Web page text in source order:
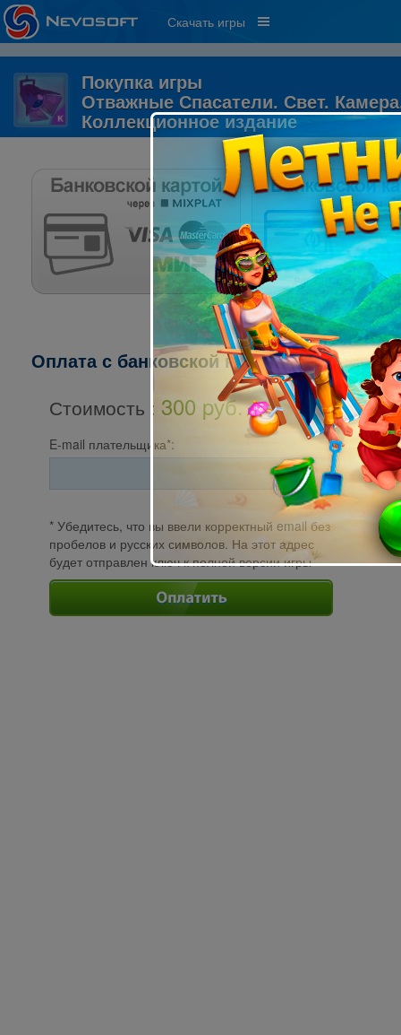
Скачать игры
Покупка игры
Отважные Спасатели. Свет.
Коллекционное издание
Оплата с банковской карты через
Стоимость : 300 pуб.
E-mail плательщика*:
* Убедитесь, что вы ввели корректный email без
пробелов и русских символов. На этот адрес
будет отправлен ключ к полной версии игры